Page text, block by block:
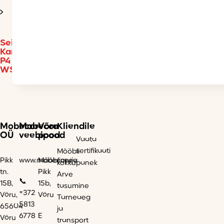
Seinakapp
Kammono-
P4
WS60/61
Mobecor
OÜ
Pikk
tn.
15B,
Võru,
65604
Võru
Mobecor
veebipood
www.mobecor.ee
📞
+372
5813
6778
Võru
pood
Mööblimaja
Pikk
15b,
Võru
E
Kliendile
Mööbli
kokkupanek
Arve
tasumine
Tarneaeg
ja
transport
Vaata
sertifikaati